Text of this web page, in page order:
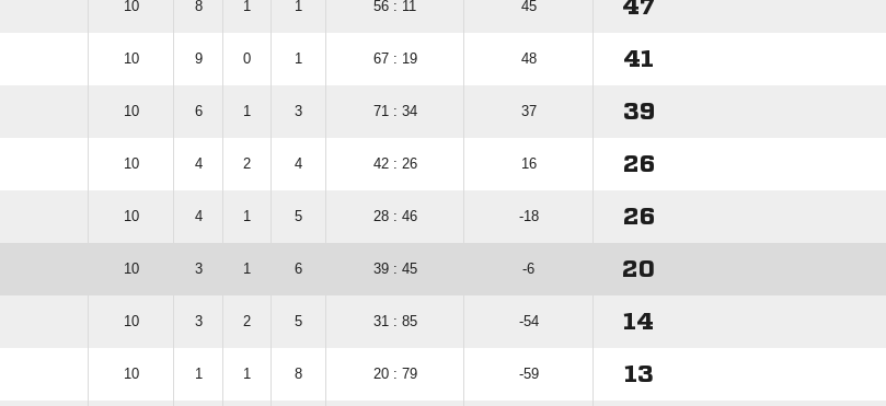
10 8 1 1 56 : 11 45 47
10 9 0 1 67 : 19 48 41
10 6 1 3 71 : 34 37 39
10 4 2 4 42 : 26 16 26
10 4 1 5 28 : 46 -18 26
10 3 1 6 39 : 45 -6 20
10 3 2 5 31 : 85 -54 14
10 1 1 8 20 : 79 -59 13